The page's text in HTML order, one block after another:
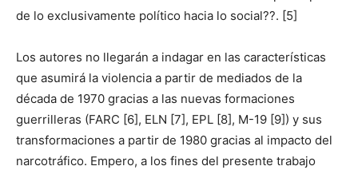
de lo exclusivamente político hacia lo social??. [5]
Los autores no llegarán a indagar en las características
que asumirá la violencia a partir de mediados de la
década de 1970 gracias a las nuevas formaciones
guerrilleras (FARC [6], ELN [7], EPL [8], M-19 [9]) y sus
transformaciones a partir de 1980 gracias al impacto del
narcotráfico. Empero, a los fines del presente trabajo